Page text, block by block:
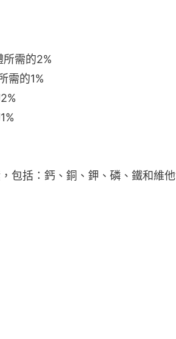
需的2%
需的1%
包括：鈣、銅、鉀、磷、鐵和維他